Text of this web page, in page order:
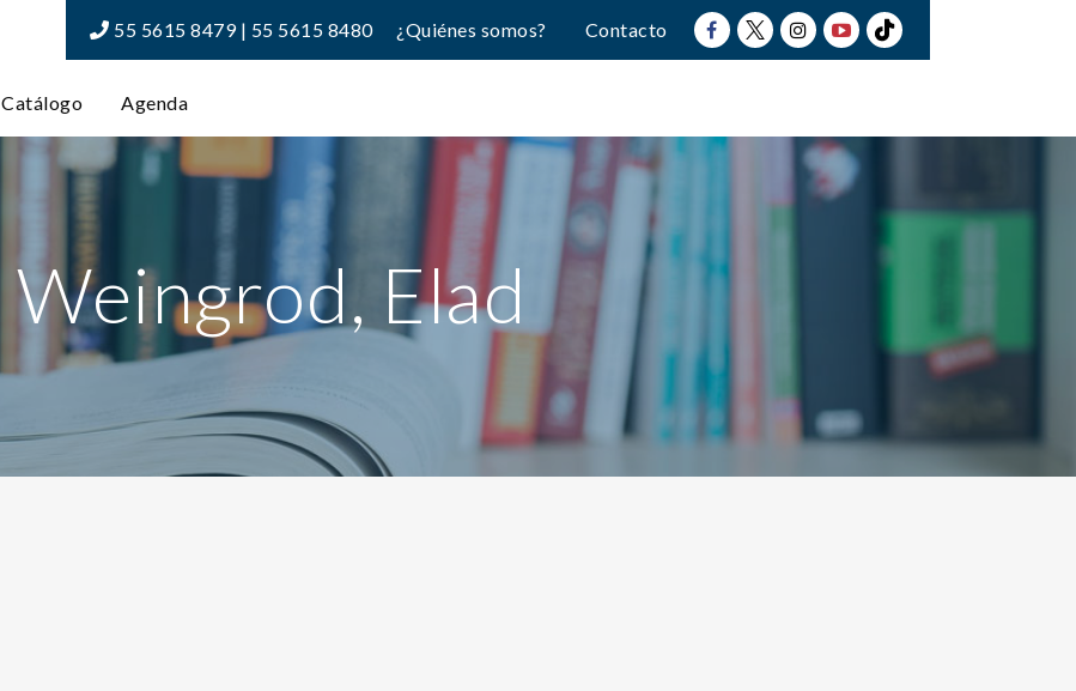
55 5615 8479 | 55 5615 8480 ¿Quiénes somos? Contacto
Catálogo Agenda
Weingrod, Elad